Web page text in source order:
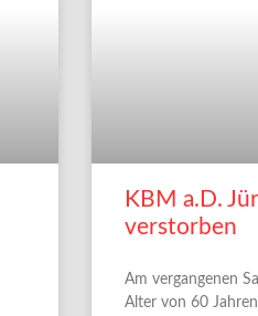
KBM a.D.
verstorben
Am vergangenen
Alter von 60